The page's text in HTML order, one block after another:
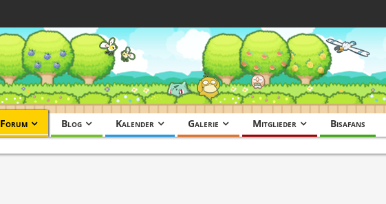
Forum Blog Kalender Galerie Mitglieder Bisafans